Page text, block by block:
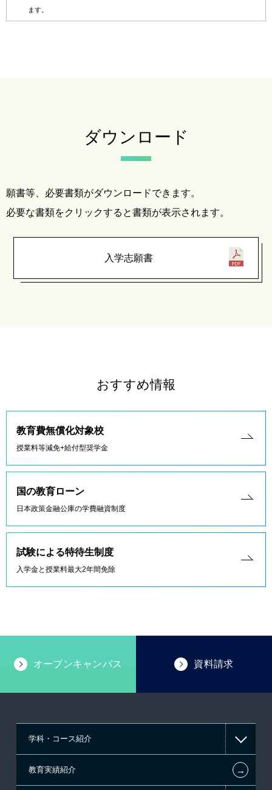
ます。
ダウンロード
願書等、必要書類がダウンロードできます。
必要な書類をクリックすると書類が表示されます。
入学志願書
おすすめ情報
教育費無償化対象校
授業料等減免+給付型奨学金
国の教育ローン
日本政策金融公庫の学費融資制度
試験による特待生制度
入学金と授業料最大2年間免除
オープンキャンパス 資料請求
学科・コース紹介
情報IT系
教育実績紹介 ←